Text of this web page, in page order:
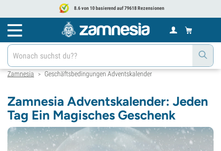
8.6 von 10 basierend auf 79618 Rezensionen
Zamnesia > Geschäftsbedingungen Adventskalender
Zamnesia Adventskalender: Jeden
Tag Ein Magisches Geschenk